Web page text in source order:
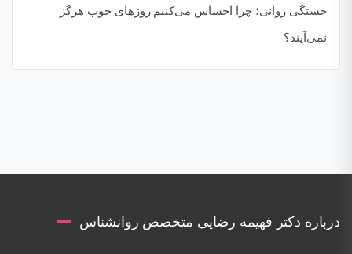
خستگی روانی؛ چرا احساس می‌کنیم روزهای خوب هرگز
نمی‌آیند؟
درباره دکتر فهیمه رضایی متخصص روانشناس